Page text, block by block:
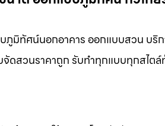
มิทัศน์นอกอาคาร ออกแบบสวน บริ
จัดสวนราคาถูก รับทำทุกแบบทุกสไ